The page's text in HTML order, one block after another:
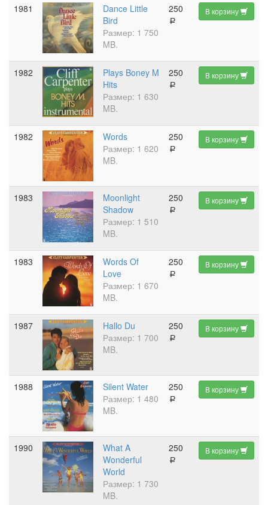
1981
Dance Little
Bird
Размер: 1 750
MB.
250
a
В корзину
1982
Plays Boney M
Hits
Размер: 1 630
MB.
250
a
В корзину
1982
Words
Размер: 1 620
MB.
250
a
В корзину
1983
Moonlight
Shadow
Размер: 1 510
MB.
250
a
В корзину
1983
Words Of
Love
Размер: 1 670
MB.
250
a
В корзину
1987
Hallo Du
Размер: 1 700
MB.
250
a
В корзину
1988
Silent Water
Размер: 1 480
MB.
250
a
В корзину
1990
What A
Wonderful
World
Размер: 1 730
MB.
250
a
В корзину